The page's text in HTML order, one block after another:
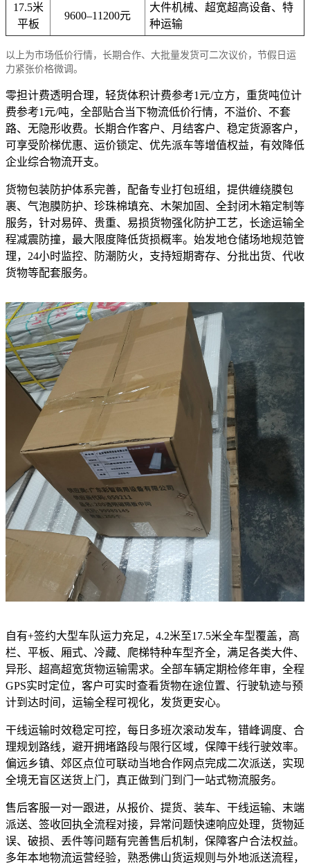
17.5米
平板
9600–11200元
大件机械、超宽超高设备、特
种运输
以上为市场低价行情，长期合作、大批量发货可二次议价，节假日运
力紧张价格微调。
零担计费透明合理，轻货体积计费参考1元/立方，重货吨位计
费参考1元/吨，全部贴合当下物流低价行情，不溢价、不套
路、无隐形收费。长期合作客户、月结客户、稳定货源客户，
可享受阶梯优惠、运价锁定、优先派车等增值权益，有效降低
企业综合物流开支。
货物包装防护体系完善，配备专业打包班组，提供缠绕膜包
裹、气泡膜防护、珍珠棉填充、木架加固、全封闭木箱定制等
服务，针对易碎、贵重、易损货物强化防护工艺，长途运输全
程减震防撞，最大限度降低货损概率。始发地仓储场地规范管
理，24小时监控、防潮防火，支持短期寄存、分批出货、代收
货物等配套服务。
自有+签约大型车队运力充足，4.2米至17.5米全车型覆盖，高
栏、平板、厢式、冷藏、爬梯特种车型齐全，满足各类大件、
异形、超高超宽货物运输需求。全部车辆定期检修年审，全程
GPS实时定位，客户可实时查看货物在途位置、行驶轨迹与预
计到达时间，运输全程可视化，发货更安心。
干线运输时效稳定可控，每日多班次滚动发车，错峰调度、合
理规划路线，避开拥堵路段与限行区域，保障干线行驶效率。
偏远乡镇、郊区点位可联动当地合作网点完成二次派送，实现
全境无盲区送货上门，真正做到门到门一站式物流服务。
售后客服一对一跟进，从报价、提货、装车、干线运输、末端
派送、签收回执全流程对接，异常问题快速响应处理，货物延
误、破损、丢件等问题有完善售后机制，保障客户合法权益。
多年本地物流运营经验，熟悉佛山货运规则与外地派送流程，